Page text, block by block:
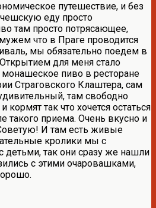
путешествие, и без
еду просто
там просто потрясающее,
что в Праге проводится
мы обязательно поедем в
для меня стало
пиво в ресторане
Страговского Клаштера, сам
там свободно
кормят так что хочется остаться
такого приема. Очень вкусно и
И там есть живые
кролики мы с
детьми, так они сразу же нашли
с этими очаровашками,